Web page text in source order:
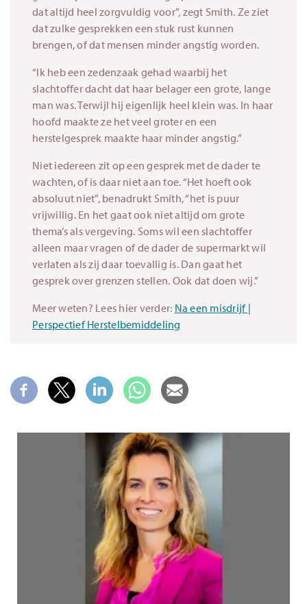
dat altijd heel zorgvuldig voor”, zegt Smith. Ze ziet
dat zulke gesprekken een stuk rust kunnen
brengen, of dat mensen minder angstig worden.
“Ik heb een zedenzaak gehad waarbij het
slachtoffer dacht dat haar belager een grote, lange
man was. Terwijl hij eigenlijk heel klein was. In haar
hoofd maakte ze het veel groter en een
herstelgesprek maakte haar minder angstig.”
Niet iedereen zit op een gesprek met de dader te
wachten, of is daar niet aan toe. “Het hoeft ook
absoluut niet”, benadrukt Smith, “het is puur
vrijwillig. En het gaat ook niet altijd om grote
thema’s als vergeving. Soms wil een slachtoffer
alleen maar vragen of de dader de supermarkt wil
verlaten als zij daar toevallig is. Dan gaat het
gesprek over grenzen stellen. Ook dat doen wij.”
Meer weten? Lees hier verder: Na een misdrijf |
Perspectief Herstelbemiddeling